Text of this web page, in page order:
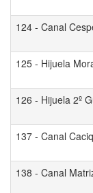
124 - Canal
125 - Hijuela
126 - Hijuela 2º
137 - Canal
138 - Canal